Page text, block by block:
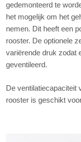
gedemonteerd te
het mogelijk om het
nemen. Dit heeft een
rooster. De optionele
variërende druk zodat
geventileerd.
De ventilatiecapaciteit
rooster is geschikt